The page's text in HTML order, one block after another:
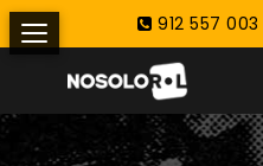
912 557